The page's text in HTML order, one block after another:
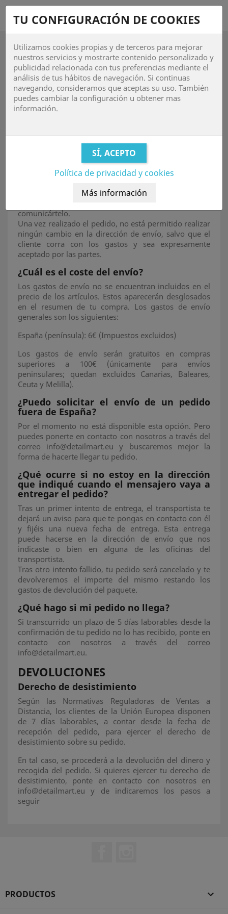
 
Información sobre envíos
ENVÍOS
El plazo de entrega de los pedidos es de 24-48 horas
laborables desde que se realiza el pedido (únicamente
para envíos peninsulares; quedan excluidos Baleares,
Canarias, Ceuta y Melilla). Todos los envíos serán
Si por algún motivo el pedido se tuviera que retrasar
comunicártelo.
Una vez realizado el pedido, no está permitido realizar
ningún cambio en la dirección de envío, salvo que el
cliente corra con los gastos y sea expresamente
aceptado por las partes.
¿Cuál es el coste del envío?
Los gastos de envío no se encuentran incluidos en el
precio de los artículos. Estos aparecerán desglosados
en el resumen de tu compra. Los gastos de envío
generales son los siguientes:
España (península): 6€ (Impuestos excluidos)
Los gastos de envío serán gratuitos en compras
superiores a 100€ (únicamente para envíos
peninsulares; quedan excluidos Canarias, Baleares,
Ceuta y Melilla).
¿Puedo solicitar el envío de un pedido
fuera de España?
Por el momento no está disponible esta opción. Pero
puedes ponerte en contacto con nosotros a través del
correo info@detailmart.eu y buscaremos mejor la
forma de hacerte llegar tu pedido.
¿Qué ocurre si no estoy en la dirección
que indiqué cuando el mensajero vaya a
entregar el pedido?
Tras un primer intento de entrega, el transportista te
dejará un aviso para que te pongas en contacto con él
y fijéis una nueva fecha de entrega. Esta entrega
puede hacerse en la dirección de envío que nos
indicaste o bien en alguna de las oficinas del
transportista.
Tras otro intento fallido, tu pedido será cancelado y te
devolveremos el importe del mismo restando los
gastos de devolución del paquete.
¿Qué hago si mi pedido no llega?
Si transcurrido un plazo de 5 días laborables desde la
confirmación de tu pedido no lo has recibido, ponte en
contacto con nosotros a través del correo
info@detailmart.eu.
DEVOLUCIONES
Derecho de desistimiento
Según las Normativas Reguladoras de Ventas a
Distancia, los clientes de la Unión Europea disponen
de 7 días laborables, a contar desde la fecha de
recepción del pedido, para ejercer el derecho de
desistimiento sobre su pedido.
En tal caso, se procederá a la devolución del dinero y
recogida del pedido. Si quieres ejercer tu derecho de
desistimiento, ponte en contacto con nosotros en
info@detailmart.eu y de indicaremos los pasos a
seguir
PRODUCTOS 
TU CONFIGURACIÓN DE COOKIES
Utilizamos cookies propias y de terceros para mejorar
nuestros servicios y mostrarte contenido personalizado y
publicidad relacionada con tus preferencias mediante el
análisis de tus hábitos de navegación. Si continuas
navegando, consideramos que aceptas su uso. También
puedes cambiar la configuración u obtener mas
información.
Política de privacidad y cookies